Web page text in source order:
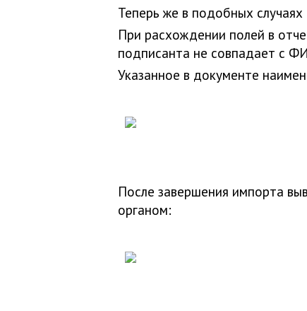
Теперь же в подобных
При расхождении полей в
подписанта не совпадает с
Указанное в документе
После завершения импорта
органом: